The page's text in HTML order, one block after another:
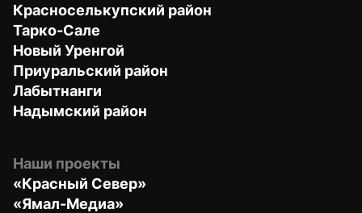
Красноселькупский район
Тарко-Сале
Новый Уренгой
Приуральский район
Лабытнанги
Надымский район
Наши проекты
«Красный Север»
«Ямал-Медиа»